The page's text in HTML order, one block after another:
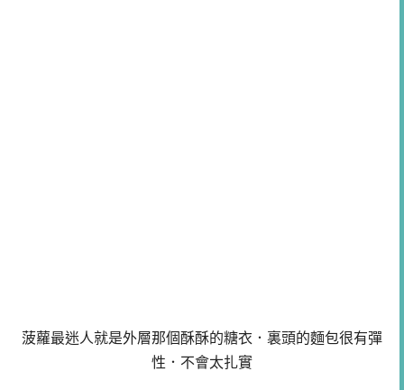
菠蘿最迷人就是外層那個酥酥的糖衣．裏頭的麵包很有彈
性．不會太扎實